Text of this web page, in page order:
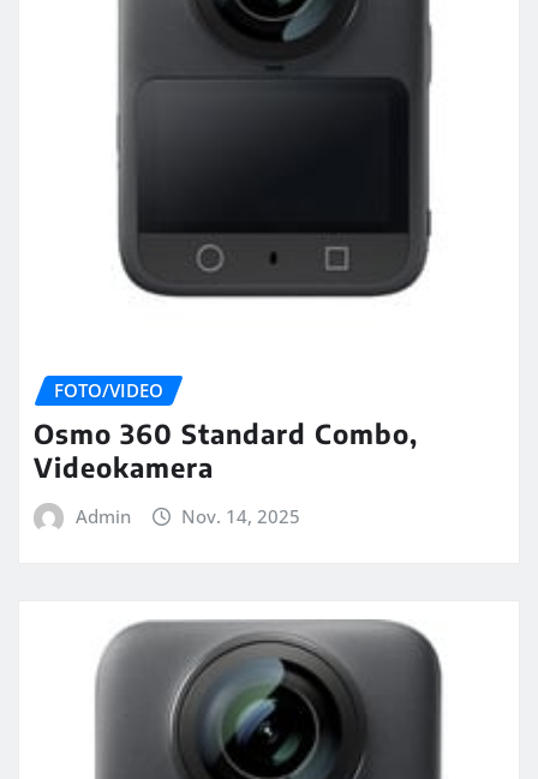
FOTO/VIDEO
Osmo 360 Standard Combo,
Videokamera
Admin Nov. 14, 2025